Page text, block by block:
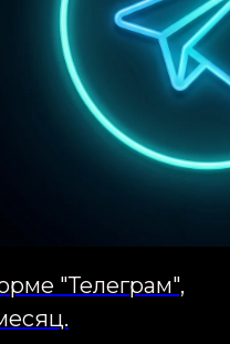
"Телеграм",